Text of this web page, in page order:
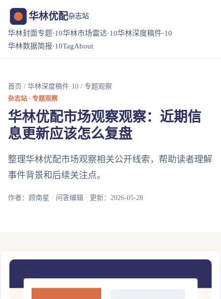
华林优配杂志站
华林封面专题·10华林市场雷达·10华林深度稿件·10
华林数据简报·10TagAbout
首页 / 华林深度稿件·10 / 专题观察
杂志站 · 专题观察
华林优配市场观察观察：近期信
息更新应该怎么复盘
整理华林优配市场观察相关公开线索，帮助读者理解
事件背景和后续关注点。
作者：顾南星 · 问答编辑 · 更新：2026-05-28